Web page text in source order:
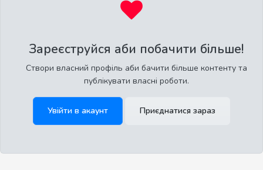
Зареєструйся аби побачити більше!
Створи власний профіль аби бачити більше контенту та
публікувати власні роботи.
Увійти в акаунт Приєднатися зараз